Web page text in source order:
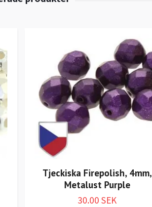
Tjeckiska Firepolish, 4mm,
Metalust Purple
30.00 SEK